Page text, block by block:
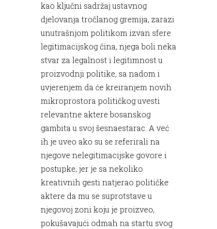
kao ključni sadržaj ustavnog
djelovanja tročlanog gremija, zarazi
unutrašnjom politikom izvan sfere
legitimacijskog čina, njega boli neka
stvar za legalnost i legitimnost u
proizvodnji politike, sa nadom i
uvjerenjem da će kreiranjem novih
mikroprostora političkog uvesti
relevantne aktere bosanskog
gambita u svoj šesnaestarac. A već
ih je uveo ako su se referirali na
njegove nelegitimacijske govore i
postupke, jer je sa nekoliko
kreativnih gesti natjerao političke
aktere da mu se suprotstave u
njegovoj zoni koju je proizveo,
pokušavajući odmah na startu svog